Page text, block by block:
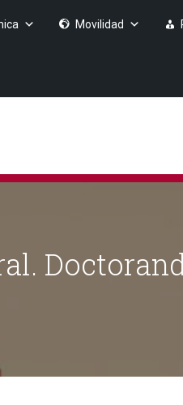
Movilidad